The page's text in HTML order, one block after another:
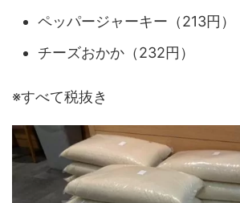
ペッパージャーキー（213円）
チーズおかか（232円）
※すべて税抜き